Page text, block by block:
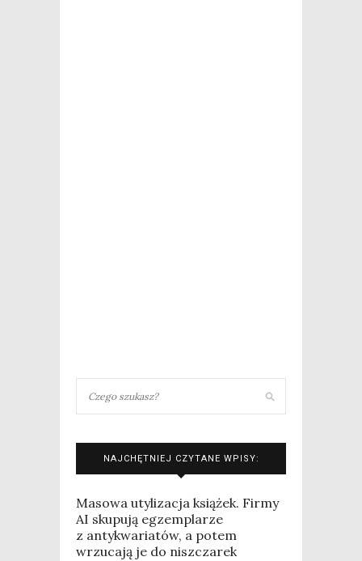
NAJCHĘTNIEJ CZYTANE WPISY:
Masowa utylizacja książek. Firmy
AI skupują egzemplarze
z antykwariatów, a potem
wrzucają je do niszczarek